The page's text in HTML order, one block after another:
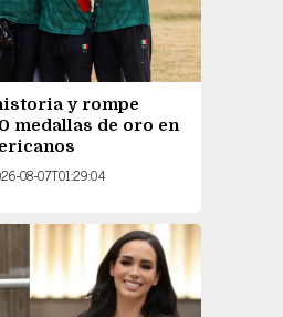
y rompe
medallas de oro en
08-07T01:29:04